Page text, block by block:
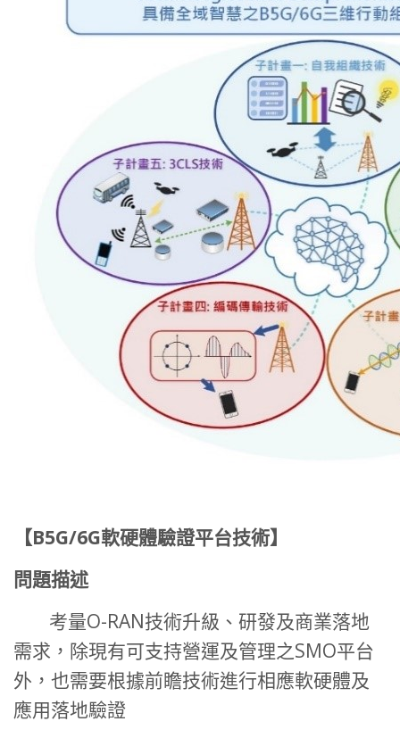
【B5G/6G軟硬體驗證平台技術】
問題描述
考量O-RAN技術升級、研發及商業落地
需求，除現有可支持營運及管理之SMO平台
外，也需要根據前瞻技術進行相應軟硬體及
應用落地驗證